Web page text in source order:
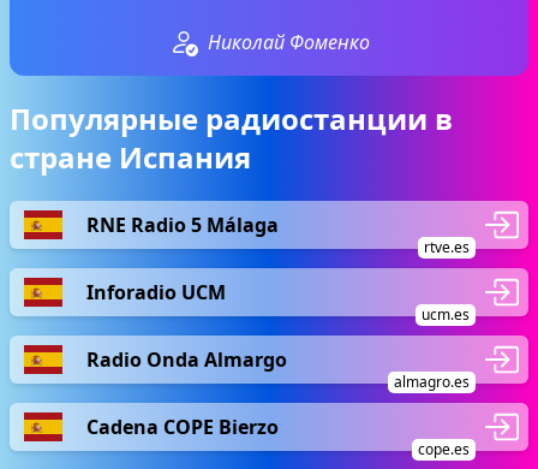
Николай Фоменко
Популярные радиостанции в
стране Испания
RNE Radio 5 Málaga
rtve.es
Inforadio UCM
ucm.es
Radio Onda Almargo
almagro.es
Cadena COPE Bierzo
cope.es